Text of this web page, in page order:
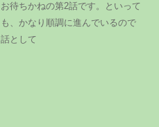
お待ちかねの第2話です。といって
も、かなり順調に進んでいるので
話として